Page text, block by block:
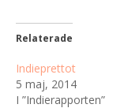
Relaterade
Indieprettot
5 maj, 2014
I ”Indierapporten”